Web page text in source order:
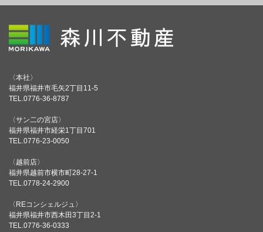
〈本社〉
福井県福井市毛矢2丁目11-5
TEL.0776-36-8787
〈サン二の宮店〉
福井県福井市経栄1丁目701
TEL.0776-23-0050
〈越前店〉
福井県越前市横市町28-27-1
TEL.0778-24-2900
〈REコンシェルジュ〉
福井県福井市西木田3丁目2-1
TEL.0776-36-0333